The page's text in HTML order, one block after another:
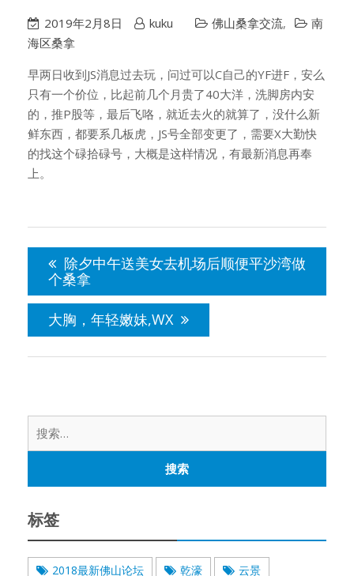
2019年2月8日 kuku 佛山桑拿交流,
南
海区桑拿
早两日收到JS消息过去玩，问过可以C自己的YF进F，安么
只有一个价位，比起前几个月贵了40大洋，洗脚房内安
的，推P股等，最后飞咯，就近去火的就算了，没什么新
鲜东西，都要系几板虎，JS号全部变更了，需要X大勤快
的找这个碌拾碌号，大概是这样情况，有最新消息再奉
上。
航
除夕中午送美女去机场后顺便平沙湾做
个桑拿
大胸，年轻嫩妹,WX
标签
2018最新佛山论坛 乾濠 云景